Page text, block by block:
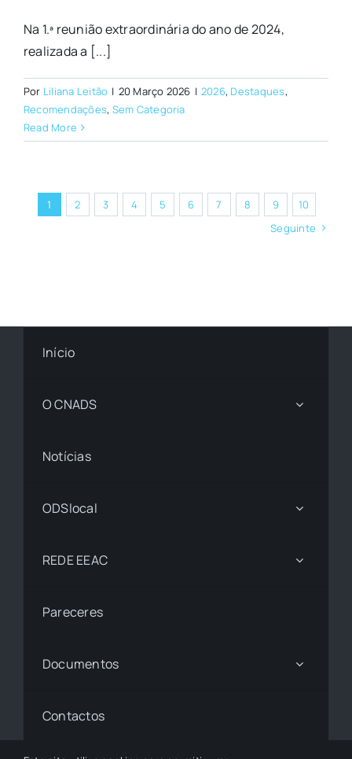
Na 1.ª reunião extraordinária do ano de 2024,
realizada a [...]
Por Liliana Leitão | 20 Março 2026 | 2026, Destaques,
Recomendações, Sem Categoria
Read More
1 2 3 4 5 6 7 8 9
10
Seguinte
Início
O CNADS
Notícias
ODSlocal
REDE EEAC
Pareceres
Documentos
Contactos